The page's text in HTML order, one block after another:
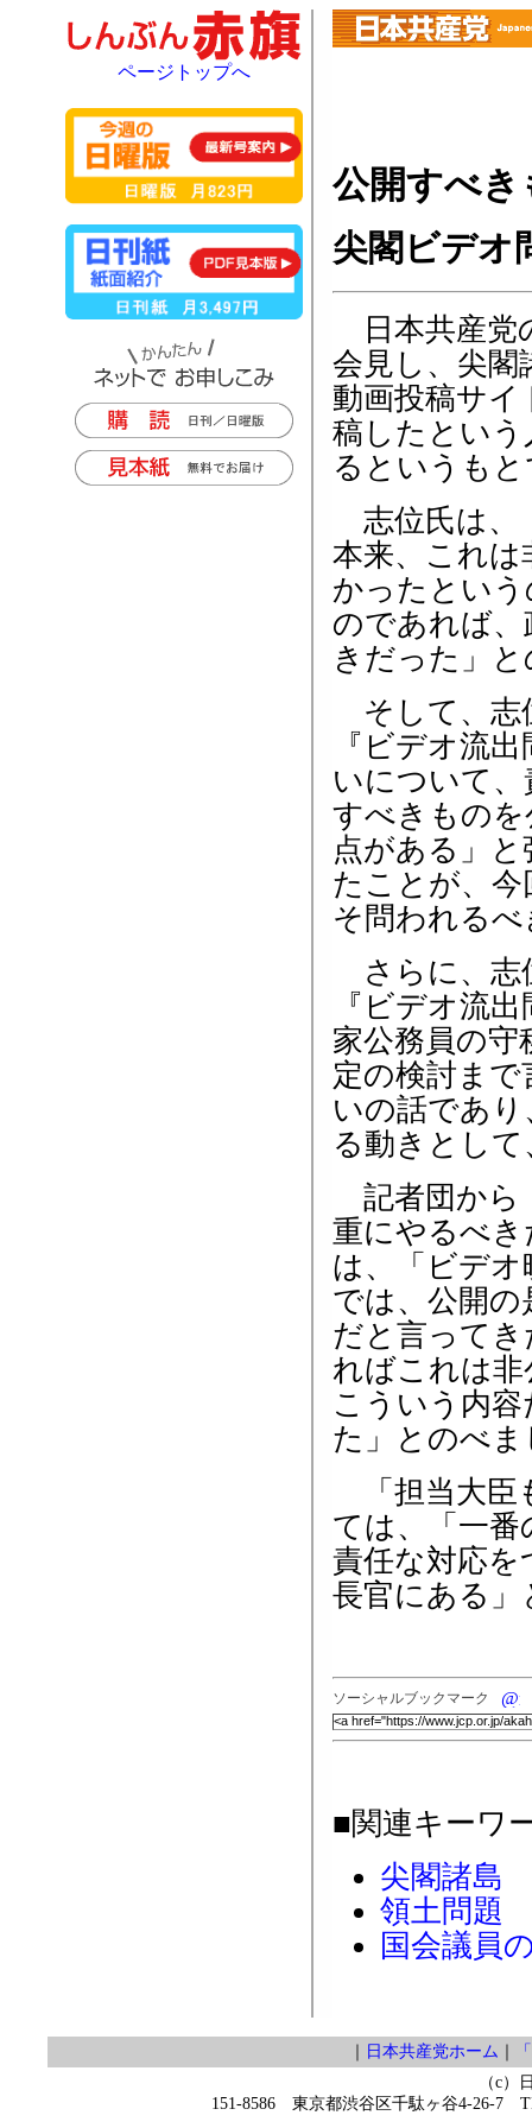
公開すべ
尖閣ビデオ
日本共産党
会見し、尖閣
動画投稿サ
稿したとい
るというも
志位氏は、
本来、これ
かったとい
のであれば
きだった」
そして、志
『ビデオ流
いについて
すべきもの
点がある」
たことが、
そ問われる
さらに、志
『ビデオ流
家公務員の守
定の検討ま
いの話であ
る動きとし
記者団から
重にやるべ
は、「ビデ
では、公開
だと言って
ればこれは
こういう内
た」とのべま
「担当大臣
ては、「一番
責任な対応
長官にある
ソーシャルブックマーク
■関連キーワ
尖閣諸島
領土問題
国会議員
ページトップへ
｜ 日本共産党ホーム ｜
（c）
151-8586 東京都渋谷区千駄ヶ谷4-26-7